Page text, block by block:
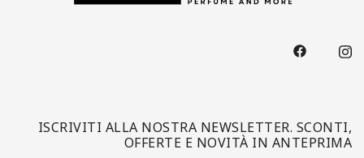
ISCRIVITI ALLA NOSTRA NEWSLETTER. SCONTI,
OFFERTE E NOVITÀ IN ANTEPRIMA